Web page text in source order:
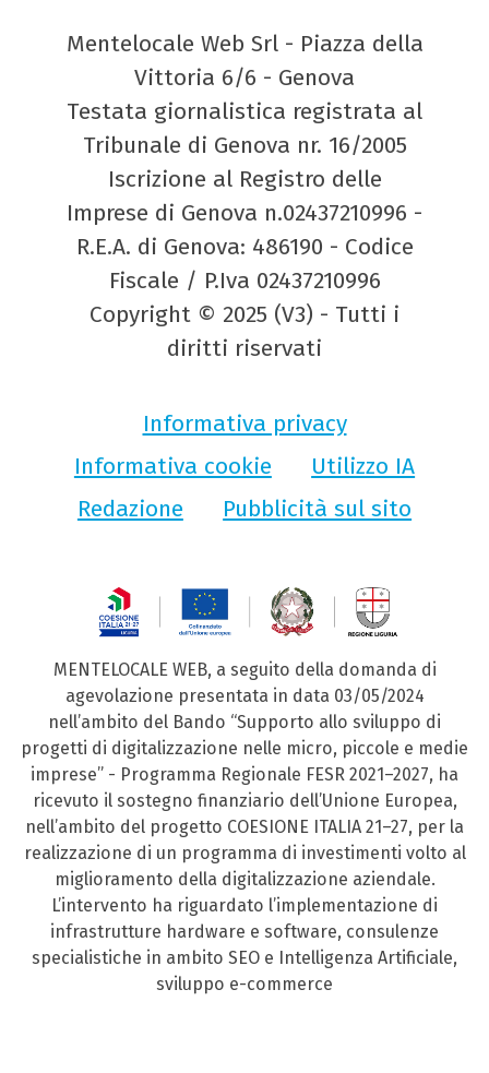
Mentelocale Web Srl - Piazza della
Vittoria 6/6 - Genova
Testata giornalistica registrata al
Tribunale di Genova nr. 16/2005
Iscrizione al Registro delle
Imprese di Genova n.02437210996 -
R.E.A. di Genova: 486190 - Codice
Fiscale / P.Iva 02437210996
Copyright © 2025 (V3) - Tutti i
diritti riservati
Informativa privacy
Informativa cookie
Utilizzo IA
Redazione
Pubblicità sul sito
MENTELOCALE WEB, a seguito della domanda di
agevolazione presentata in data 03/05/2024
nell’ambito del Bando “Supporto allo sviluppo di
progetti di digitalizzazione nelle micro, piccole e medie
imprese” - Programma Regionale FESR 2021–2027, ha
ricevuto il sostegno finanziario dell’Unione Europea,
nell’ambito del progetto COESIONE ITALIA 21–27, per la
realizzazione di un programma di investimenti volto al
miglioramento della digitalizzazione aziendale.
L’intervento ha riguardato l’implementazione di
infrastrutture hardware e software, consulenze
specialistiche in ambito SEO e Intelligenza Artificiale,
sviluppo e-commerce